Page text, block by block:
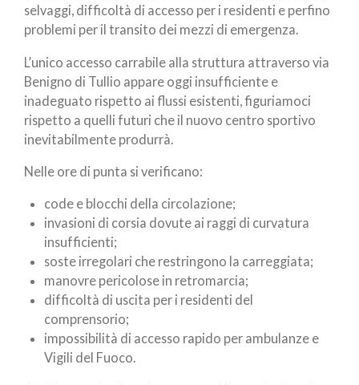
selvaggi, difficoltà di accesso per i residenti e perfino
problemi per il transito dei mezzi di emergenza.
L’unico accesso carrabile alla struttura attraverso via
Benigno di Tullio appare oggi insufficiente e
inadeguato rispetto ai flussi esistenti, figuriamoci
rispetto a quelli futuri che il nuovo centro sportivo
inevitabilmente produrrà.
Nelle ore di punta si verificano:
code e blocchi della circolazione;
invasioni di corsia dovute ai raggi di curvatura
insufficienti;
soste irregolari che restringono la carreggiata;
manovre pericolose in retromarcia;
difficoltà di uscita per i residenti del
comprensorio;
impossibilità di accesso rapido per ambulanze e
Vigili del Fuoco.